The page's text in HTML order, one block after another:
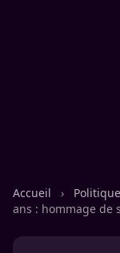
Accueil › Politique
ans : hommage de